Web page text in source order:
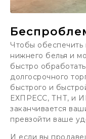
Чтобы обеспечить
нижнего белья и
быстро
долгосрочного
быстрого и
ЕХПРЕСС, ТНТ, и
заканчивается
превзойти ваше
И если вы